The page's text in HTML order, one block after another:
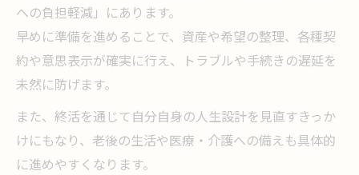
への負担軽減」にあります。
早めに準備を進めることで、資産や希望の整理、各種契
約や意思表示が確実に行え、トラブルや手続きの遅延を
未然に防げます。
また、終活を通じて自分自身の人生設計を見直すきっか
けにもなり、老後の生活や医療・介護への備えも具体的
に進めやすくなります。